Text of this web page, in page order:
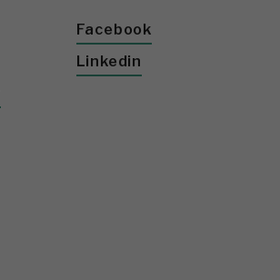
Facebook
Linkedin